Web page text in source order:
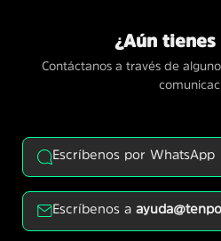
¿Aún tienes
Contáctanos a través de
Escríbenos por WhatsApp
Escríbenos a